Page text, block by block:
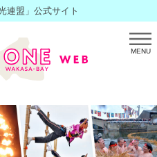
連盟」公式サイト
MENU